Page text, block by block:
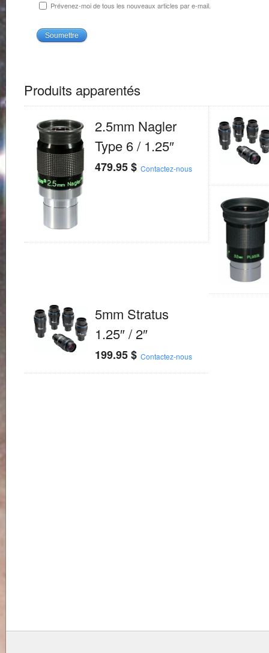
Prévenez-moi de tous les nouveaux articles par e-mail.
Produits apparentés
2.5mm Nagler
Type 6 / 1.25″
479.95$ Contactez-nous
5mm Stratus
1.25″ / 2″
199.95$ Contactez-nous